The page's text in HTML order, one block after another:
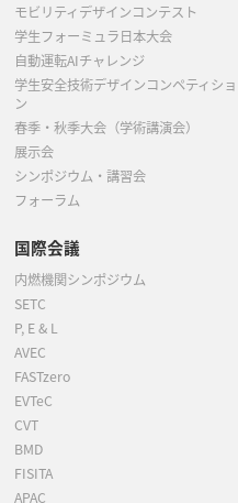
モビリティデザインコンテスト
学生フォーミュラ日本大会
自動運転AIチャレンジ
学生安全技術デザインコンペティショ
ン
春季・秋季大会（学術講演会）
展示会
シンポジウム・講習会
フォーラム
国際会議
内燃機関シンポジウム
SETC
P, E & L
AVEC
FASTzero
EVTeC
CVT
BMD
FISITA
APAC